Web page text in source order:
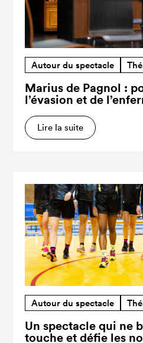
Autour du spectacle
Marius de Pagnol :
l’évasion et de
Lire la suite
Autour du spectacle
Un spectacle qui ne
touche et défie les